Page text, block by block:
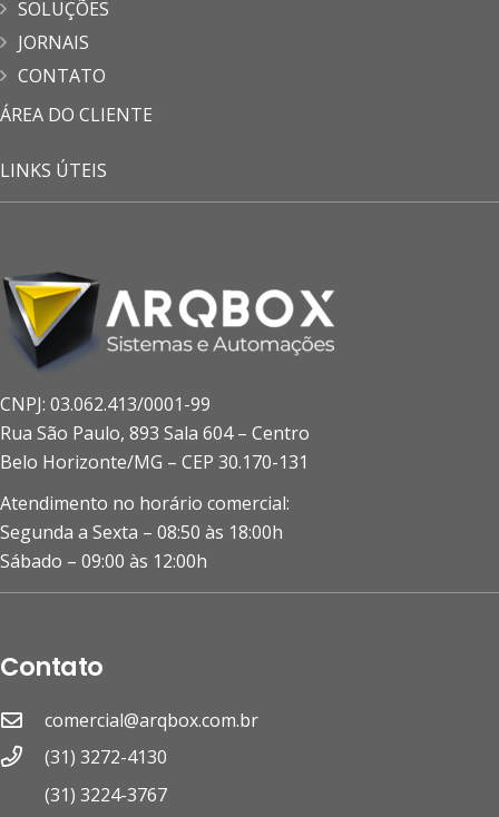
SOLUÇÕES
JORNAIS
CONTATO
ÁREA DO CLIENTE
LINKS ÚTEIS
CNPJ: 03.062.413/0001-99
Rua São Paulo, 893 Sala 604 – Centro
Belo Horizonte/MG – CEP 30.170-131
Atendimento no horário comercial:
Segunda a Sexta – 08:50 às 18:00h
Sábado – 09:00 às 12:00h
Contato
comercial@arqbox.com.br
(31) 3272-4130
(31) 3224-3767